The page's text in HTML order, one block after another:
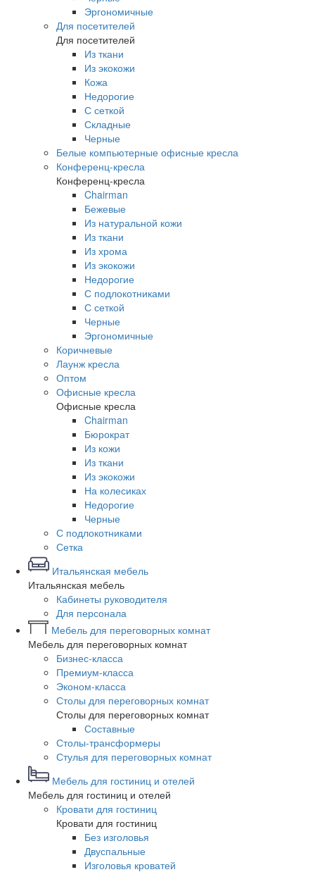
Эргономичные
Для посетителей
Для посетителей
Из ткани
Из экокожи
Кожа
Недорогие
С сеткой
Складные
Черные
Белые компьютерные офисные кресла
Конференц-кресла
Конференц-кресла
Chairman
Бежевые
Из натуральной кожи
Из ткани
Из хрома
Из экокожи
Недорогие
С подлокотниками
С сеткой
Черные
Эргономичные
Коричневые
Лаунж кресла
Оптом
Офисные кресла
Офисные кресла
Chairman
Бюрократ
Из кожи
Из ткани
Из экокожи
На колесиках
Недорогие
Черные
С подлокотниками
Сетка
Итальянская мебель
Итальянская мебель
Кабинеты руководителя
Для персонала
Мебель для переговорных комнат
Мебель для переговорных комнат
Бизнес-класса
Премиум-класса
Эконом-класса
Столы для переговорных комнат
Столы для переговорных комнат
Составные
Столы-трансформеры
Стулья для переговорных комнат
Мебель для гостиниц и отелей
Мебель для гостиниц и отелей
Кровати для гостиниц
Кровати для гостиниц
Без изголовья
Двуспальные
Изголовья кроватей